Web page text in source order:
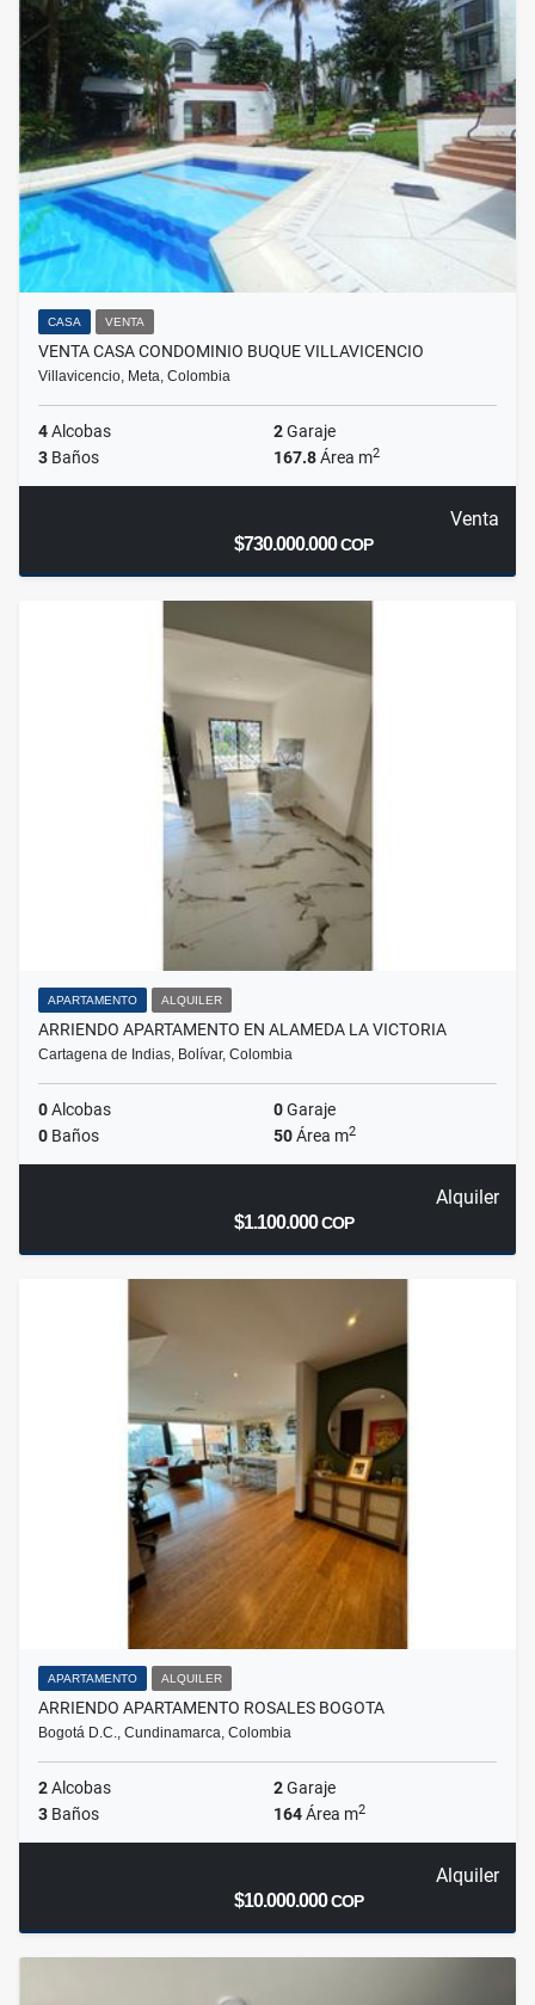
CASA VENTA
VENTA CASA CONDOMINIO BUQUE VILLAVICENCIO
Villavicencio, Meta, Colombia
4Alcobas 2Garaje
3 Baños 167.8Área m2
Venta
$730.000.000COP
APARTAMENTO ALQUILER
ARRIENDO APARTAMENTO EN ALAMEDA LA VICTORIA
Cartagena de Indias, Bolívar, Colombia
0Alcobas 0Garaje
0 Baños 50Área m2
Alquiler
$1.100.000COP
APARTAMENTO ALQUILER
ARRIENDO APARTAMENTO ROSALES BOGOTA
Bogotá D.C., Cundinamarca, Colombia
2Alcobas 2Garaje
3 Baños 164Área m2
Alquiler
$10.000.000COP